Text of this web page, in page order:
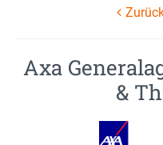
Axa
&